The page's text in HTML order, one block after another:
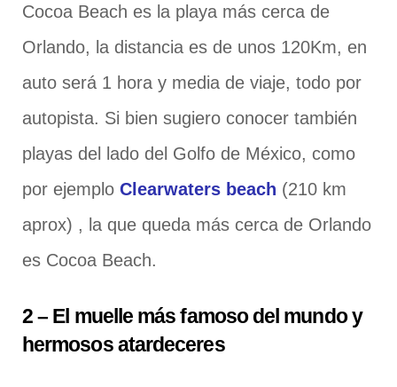
Cocoa Beach es la playa más cerca de
Orlando, la distancia es de unos 120Km, en
auto será 1 hora y media de viaje, todo por
autopista. Si bien sugiero conocer también
playas del lado del Golfo de México, como
por ejemplo Clearwaters beach (210 km
aprox) , la que queda más cerca de Orlando
es Cocoa Beach.
2 – El muelle más famoso del mundo y
hermosos atardeceres